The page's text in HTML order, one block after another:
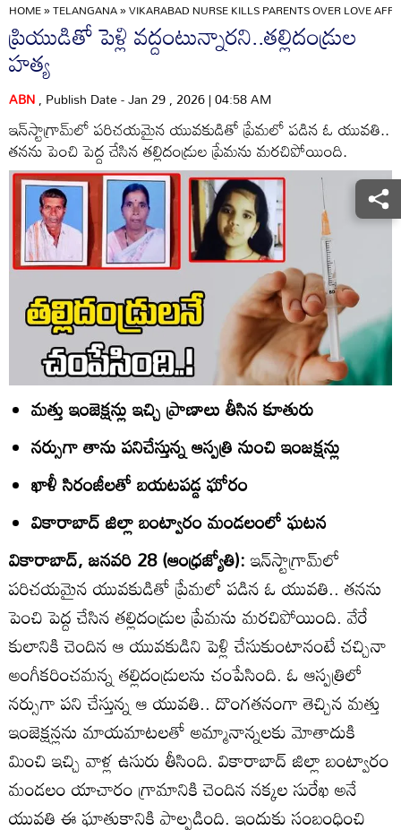
HOME»TELANGANA»VIKARABAD NURSE KILLS PARENTS OVER LOVE
ప్రియుడితో పెళ్లి వద్దంటున్నారని..తల్లిదండ్రుల
హత్య
ABN, Publish Date - Jan 29 , 2026 | 04:58 AM
ఇన్‌స్టాగ్రామ్‌లో పరిచయమైన యువకుడితో ప్రేమలో పడిన ఓ యువతి..
తనను పెంచి పెద్ద చేసిన తల్లిదండ్రుల ప్రేమను మరచిపోయింది.
మత్తు ఇంజెక్షన్లు ఇచ్చి ప్రాణాలు తీసిన కూతురు
నర్సుగా తాను పనిచేస్తున్న ఆస్పత్రి నుంచి ఇంజక్షన్లు
ఖాళీ సిరంజీలతో బయటపడ్డ ఘోరం
వికారాబాద్‌ జిల్లా బంట్వారం మండలంలో ఘటన
వికారాబాద్‌, జనవరి 28 (ఆంధ్రజ్యోతి):ఇన్‌స్టాగ్రామ్‌లో
పరిచయమైన యువకుడితో ప్రేమలో పడిన ఓ యువతి.. తనను
పెంచి పెద్ద చేసిన తల్లిదండ్రుల ప్రేమను మరచిపోయింది. వేరే
కులానికి చెందిన ఆ యువకుడిని పెళ్లి చేసుకుంటానంటే చచ్చినా
అంగీకరించమన్న తల్లిదండ్రులను చంపేసింది. ఓ ఆస్పత్రిలో
నర్సుగా పని చేస్తున్న ఆ యువతి.. దొంగతనంగా తెచ్చిన మత్తు
ఇంజెక్షన్లను మాయమాటలతో అమ్మానాన్నలకు మోతాదుకి
మించి ఇచ్చి వాళ్ల ఉసురు తీసింది. వికారాబాద్‌ జిల్లా బంట్వారం
మండలం యాచారం గ్రామానికి చెందిన నక్కల సురేఖ అనే
యువతి ఈ ఘాతుకానికి పాల్పడింది. ఇందుకు సంబంధించి